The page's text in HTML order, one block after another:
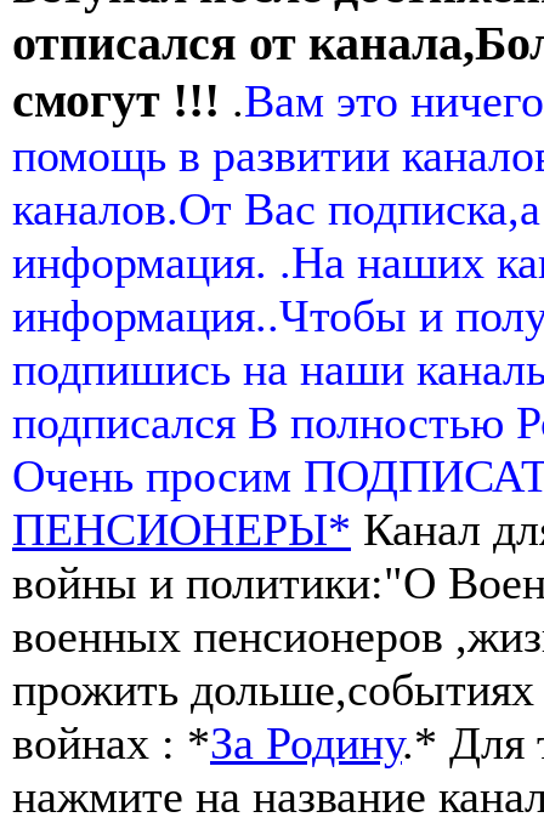
отписался от
смогут !!! .Вам это
помощь в развитии
каналов.От Вас
информация. .На наших
информация..Чтобы и
подпишись на наши
подписался В полностью
Очень просим
ПЕНСИОНЕРЫ* Канал
войны и политики:"О
военных пенсионеров
прожить
войнах : *За Родину.* Для
нажмите на название